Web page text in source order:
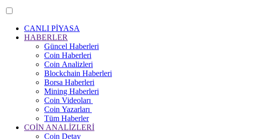
CANLI PİYASA
HABERLER
Güncel Haberleri
Coin Haberleri
Coin Analizleri
Blockchain Haberleri
Borsa Haberleri
Mining Haberleri
Coin Videoları
Coin Yazarları
Tüm Haberler
COİN ANALİZLERİ
Coin Detay